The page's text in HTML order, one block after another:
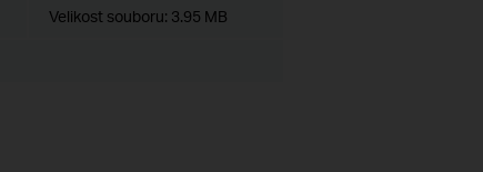
Velikost souboru: 3.95 MB